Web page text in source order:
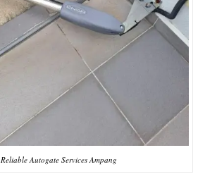
Reliable Autogate Services Ampang